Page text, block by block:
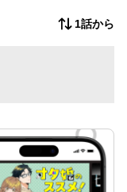
1話から